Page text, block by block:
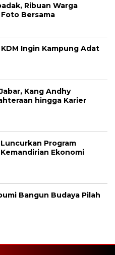
Ribuan Warga
Bersama
Ingin Kampung Adat
Kang Andhy
hingga Karier
Program
Ekonomi
Bangun Budaya Pilah